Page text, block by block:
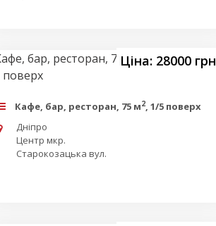
Ціна: 28000 грн
Кафе, бар, ресторан, 75 м2, 1/5 поверх
Дніпро
Центр мкр.
Старокозацька вул.